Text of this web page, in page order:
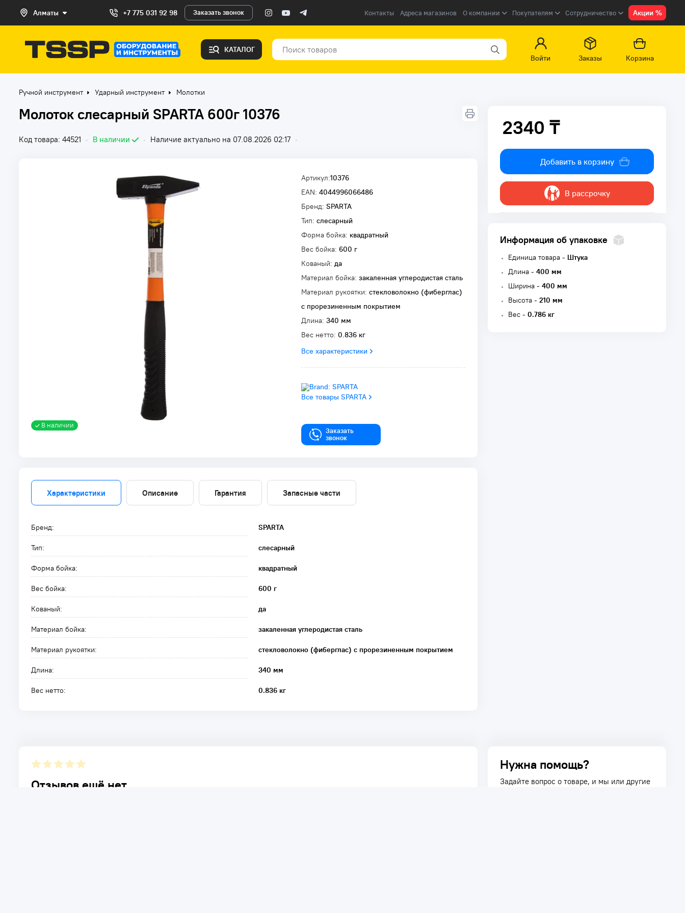
Алматы +7 775 031 92 98 Заказать звонок Контакты Адреса магазинов О компании Покупателям Сотрудничество Акции %
КАТАЛОГ
Войти
Заказы Корзина
Ручной инструмент Ударный инструмент Молотки
Молоток слесарный SPARTA 600г 10376
Код товара: 44521 • В наличии • Наличие актуально на 07.08.2026 02:17 •
В наличии
Артикул:10376
EAN: 4044996066486
Бренд: SPARTA
Тип: слесарный
Форма бойка: квадратный
Вес бойка: 600 г
Кованый: да
Материал бойка: закаленная углеродистая сталь
Материал рукоятки: стекловолокно (фиберглас)
с прорезиненным покрытием
Длина: 340 мм
Вес нетто: 0.836 кг
Все характеристики
Все товары SPARTA
Заказать
звонок
2340 ₸
2340 ₸
Добавить в корзину
В рассрочку
Информация об упаковке
Единица товара - Штука
Длина - 400 мм
Ширина - 400 мм
Высота - 210 мм
Вес - 0.786 кг
Характеристики Описание Гарантия Запасные части
Бренд: SPARTA
Тип: слесарный
Форма бойка: квадратный
Вес бойка: 600 г
Кованый: да
Материал бойка: закаленная углеродистая сталь
Материал рукоятки: стекловолокно (фиберглас) с прорезиненным покрытием
Длина: 340 мм
Вес нетто: 0.836 кг
Отзывов ещё нет.
Нужна помощь?
Задайте вопрос о товаре, и мы или другие